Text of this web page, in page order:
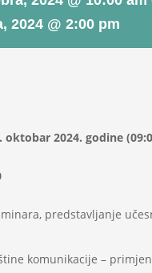
2024 @ 2:00 pm
oktobar 2024. godine
predstavljanje
komunikacije –